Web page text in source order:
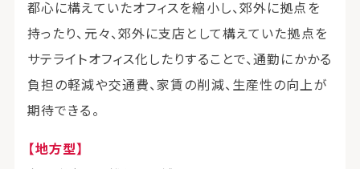
都心に構えていたオフィスを縮小し、郊外に拠点を
持ったり、元々、郊外に支店として構えていた拠点を
サテライトオフィス化したりすることで、通勤にかかる
負担の軽減や交通費、家賃の削減、生産性の向上が
期待できる。
【地方型】